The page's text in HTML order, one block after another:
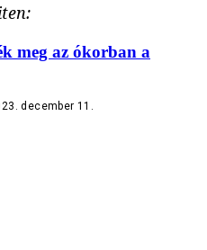
meg az ókorban a
december 11.